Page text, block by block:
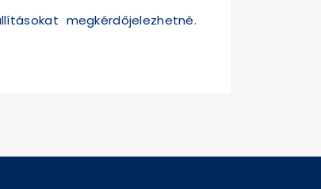
megkérdőjelezhetné.